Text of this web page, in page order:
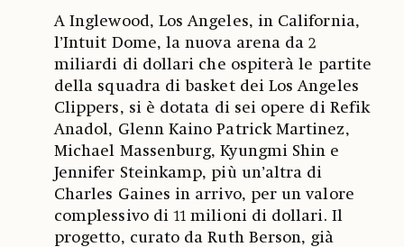
A Inglewood, Los Angeles, in California,
l’Intuit Dome, la nuova arena da 2
miliardi di dollari che ospiterà le partite
della squadra di basket dei Los Angeles
Clippers, si è dotata di sei opere di Refik
Anadol, Glenn Kaino Patrick Martinez,
Michael Massenburg, Kyungmi Shin e
Jennifer Steinkamp, più un’altra di
Charles Gaines in arrivo, per un valore
complessivo di 11 milioni di dollari. Il
progetto, curato da Ruth Berson, già